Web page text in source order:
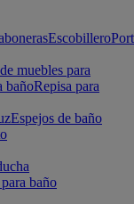
Escobillero
muebles para
bañoRepisa para
Espejos de baño
baño